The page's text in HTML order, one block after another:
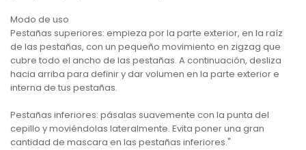
Modo de uso
Pestañas superiores: empieza por la parte exterior, en la raíz
de las pestañas, con un pequeño movimiento en zigzag que
cubre todo el ancho de las pestañas. A continuación, desliza
hacia arriba para definir y dar volumen en la parte exterior e
interna de tus pestañas.
Pestañas inferiores: pásalas suavemente con la punta del
cepillo y moviéndolas lateralmente. Evita poner una gran
cantidad de mascara en las pestañas inferiores."